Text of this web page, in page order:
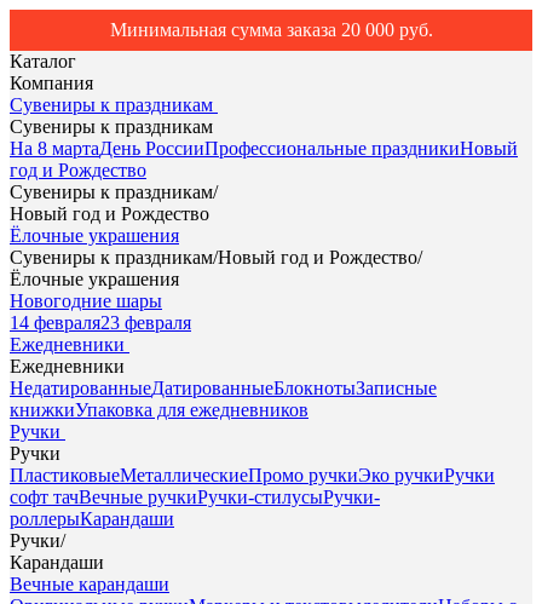
Минимальная сумма заказа 20 000 руб.
Каталог
Компания
Сувениры к праздникам
Сувениры к праздникам
На 8 мартаДень РоссииПрофессиональные праздникиНовый
год и Рождество
Сувениры к праздникам/
Новый год и Рождество
Ёлочные украшения
Сувениры к праздникам/Новый год и Рождество/
Ёлочные украшения
Новогодние шары
14 февраля23 февраля
Ежедневники
Ежедневники
НедатированныеДатированныеБлокнотыЗаписные
книжкиУпаковка для ежедневников
Ручки
Ручки
ПластиковыеМеталлическиеПромо ручкиЭко ручкиРучки
софт тачВечные ручкиРучки-стилусыРучки-
роллерыКарандаши
Ручки/
Карандаши
Вечные карандаши